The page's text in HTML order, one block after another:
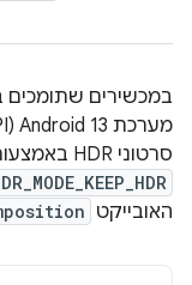
במכשירים שתומכים
סרטוני HDR באמצעות אובייקטים של
האובייקט